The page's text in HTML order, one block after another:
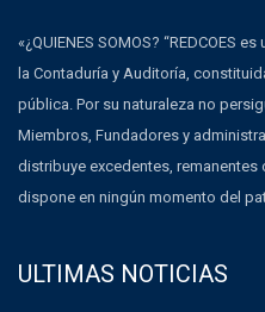
«¿QUIENES SOMOS? “REDCOES
la Contaduría y Auditoría,
pública. Por su naturaleza no
Miembros, Fundadores y
distribuye excedentes,
dispone en ningún momento del
ULTIMAS NOTICIAS